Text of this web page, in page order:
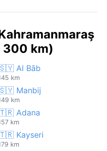
300 km)
Al Bāb
km
Manbij
km
Adana
km
Kayseri
km